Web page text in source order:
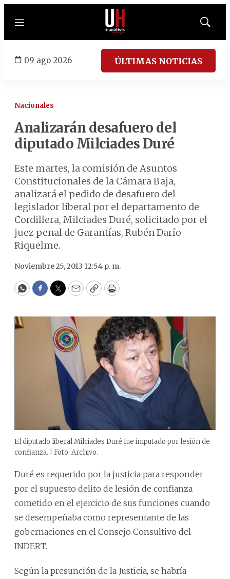
Menú
Mostrar
09 ago 2026 ÚLTIMAS NOTICIAS
Nacionales
Analizarán desafuero del
diputado Milciades Duré
Este martes, la comisión de Asuntos
Constitucionales de la Cámara Baja,
analizará el pedido de desafuero del
legislador liberal por el departamento de
Cordillera, Milciades Duré, solicitado por el
juez penal de Garantías, Rubén Darío
Riquelme.
Noviembre 25, 2013 12:54 p. m.
WhatsApp
Facebook
Twitter
EmailCopyPrint
El diputado liberal Milciades Duré fue imputado por lesión de
confianza. | Foto: Archivo.
Duré es requerido por la justicia para responder
por el supuesto delito de lesión de confianza
cometido en el ejercicio de sus funciones cuando
se desempeñaba como representante de las
gobernaciones en el Consejo Consultivo del
INDERT.
Según la presunción de la Justicia, se habría